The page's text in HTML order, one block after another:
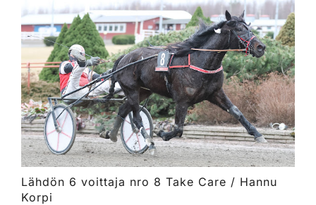
Lähdön 6 voittaja nro 8 Take Care / Hannu
Korpi